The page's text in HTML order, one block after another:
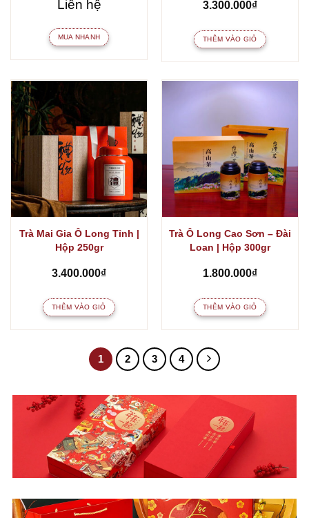
Liên hệ
MUA NHANH
3.300.000₫
THÊM VÀO GIỎ
Trà Mai Gia Ô Long Tỉnh |
Hộp 250gr
3.400.000₫
THÊM VÀO GIỎ
Trà Ô Long Cao Sơn – Đài
Loan | Hộp 300gr
1.800.000₫
THÊM VÀO GIỎ
1 2 3 4